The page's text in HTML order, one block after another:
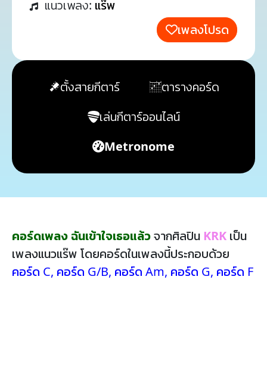
แนวเพลง: แร๊พ
เพลงโปรด
ตั้งสายกีตาร์
ตารางคอร์ด
เล่นกีตาร์ออนไลน์
Metronome
คอร์ดเพลง ฉันเข้าใจเธอแล้วจากศิลปิน KRK เป็น
เพลงแนวแร๊พ โดยคอร์ดในเพลงนี้ประกอบด้วย
คอร์ด C, คอร์ด G/B, คอร์ด Am, คอร์ด G, คอร์ด F